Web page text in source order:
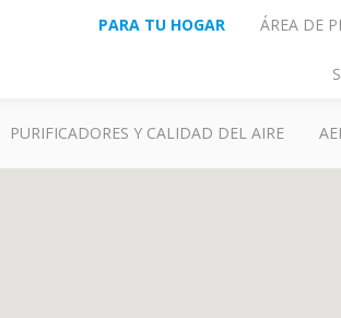
PARA TU HOGAR ÁREA DE
PURIFICADORES Y CALIDAD DEL AIRE